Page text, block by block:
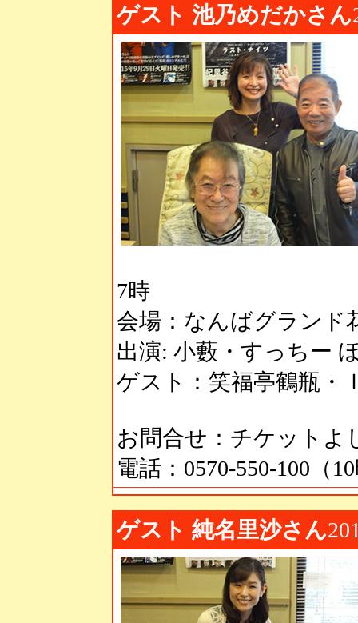
ゲスト 池乃めだかさん
7時
会場：なんばグランド
出演: 小藪・すっちー
ゲスト：笑福亭鶴瓶・
お問合せ：チケットよ
電話：0570-550-100（
ゲスト 純名里沙さん